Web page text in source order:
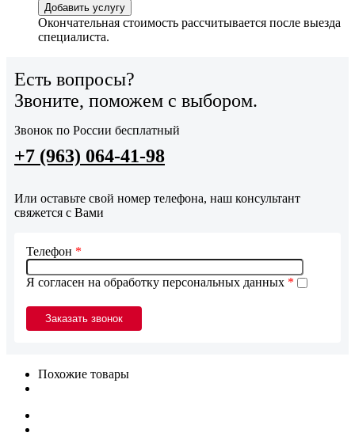
Добавить услугу
Окончательная стоимость рассчитывается после выезда
специалиста.
Есть вопросы?
Звоните, поможем с выбором.
Звонок по России бесплатный
+7 (963) 064-41-98
Или оставьте свой номер телефона, наш консультант
свяжется с Вами
Я согласен на обработку персональных данных *
Телефон *
Похожие товары